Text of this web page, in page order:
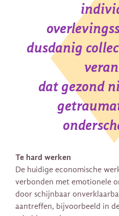
dusdanig
dat gezond
Te hard werken
De huidige economische
verbonden met emotionele
door schijnbaar
aantreffen, bijvoorbeeld in